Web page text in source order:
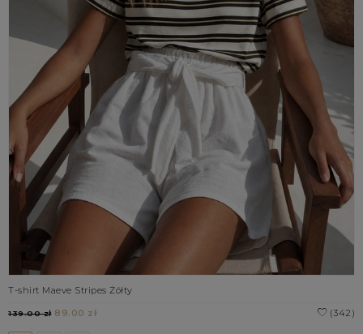
T-shirt Maeve Stripes Żółty
(342)
139.00 zł89.00 zł